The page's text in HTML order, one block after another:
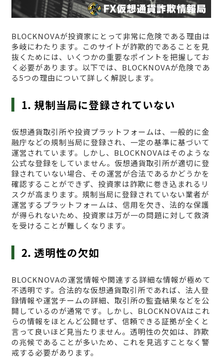
BLOCKNOVAが投資家にとって非常に危険である理由は
多岐にわたります。このサイトが詐欺的であることを見
抜くためには、いくつかの重要なポイントを把握してお
く必要があります。以下では、BLOCKNOVAが危険であ
る5つの理由について詳しく解説します。
1. 規制当局に登録されていない
仮想通貨取引所や投資プラットフォームは、一般的に金
融庁などの規制当局に登録され、一定の基準に基づいて
運営されています。しかし、BLOCKNOVAはそのような
公式な登録をしていません。仮想通貨取引所が適切に登
録されていない場合、その運営が合法であるかどうかを
確認することができず、投資家は詐欺に巻き込まれるリ
スクが高まります。規制当局に登録されていない業者が
運営するプラットフォームは、信用を欠き、法的な保護
が得られないため、投資家は万が一の問題に対して救済
を受けることが難しくなります。
2. 透明性の欠如
BLOCKNOVAの運営情報や関連する詳細な情報が極めて
不透明です。合法的な仮想通貨取引所であれば、法人登
録情報や運営チームの詳細、取引所の監査結果などを公
開しているのが通常です。しかし、BLOCKNOVAはこれ
らの情報をほとんど公開せず、信頼できる証拠が全くと
言って良いほど見当たりません。透明性の欠如は、詐欺
の兆候であることが多いため、これを見逃すことなく警
戒する必要があります。